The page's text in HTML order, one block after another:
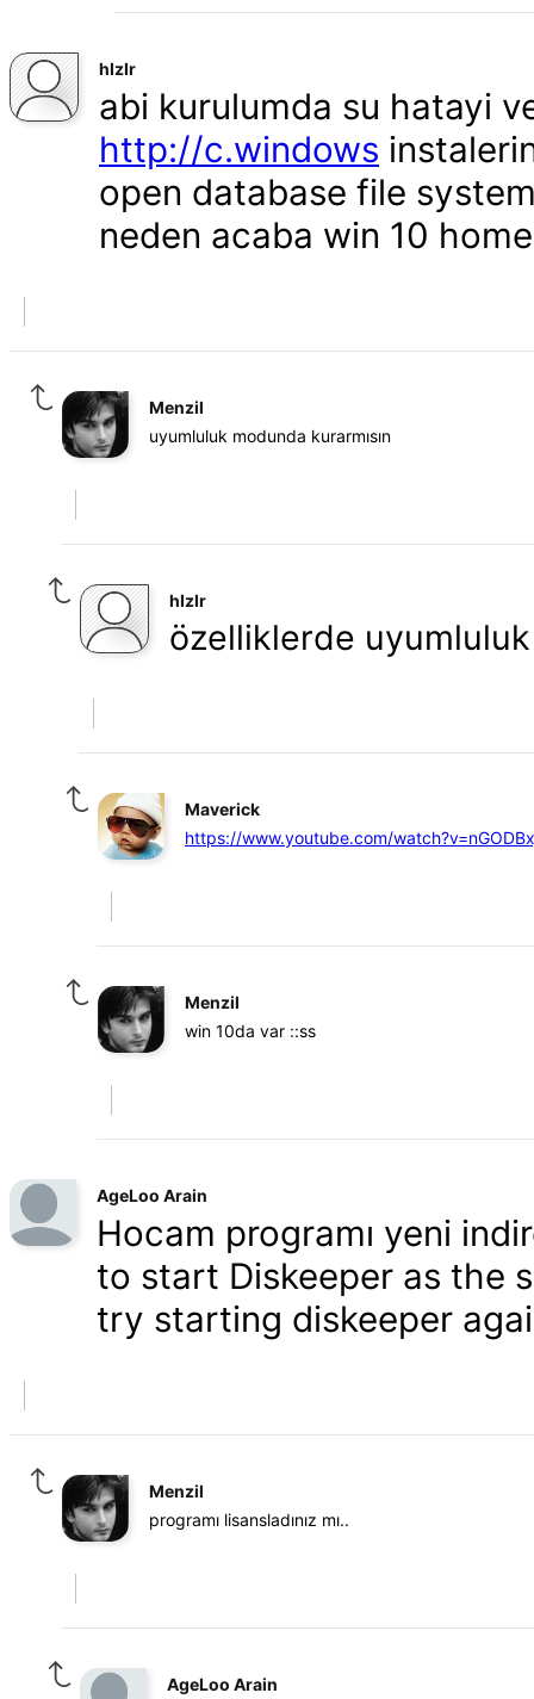
hIzIr
abi kurulumda su hatayi
http://c.windows
open database file
neden acaba win 10
Menzil
uyumluluk modunda kurarmısın
hIzIr
özelliklerde
Maverick
https://www.youtube.com/
Menzil
win 10da var ::ss
AgeLoo Arain
Hocam programı yeni
to start Diskeeper as the
try starting diskeeper
Menzil
programı lisansladınız mı..
AgeLoo Arain